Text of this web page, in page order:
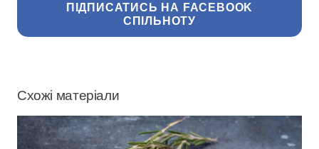
ПІДПИСАТИСЬ НА FACEBOOK
СПІЛЬНОТУ
Схожі матеріали